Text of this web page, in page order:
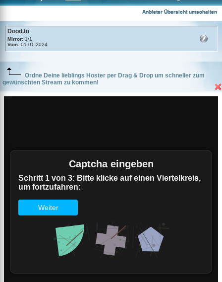
Anbieter Übersicht umschalten
Dood.to
Mirror: 1/1
Vom: 01.01.2024
Ordne Deine lieblings Hoster per Drag & Drop um schneller zum
gewünschten Stream zu kommen!